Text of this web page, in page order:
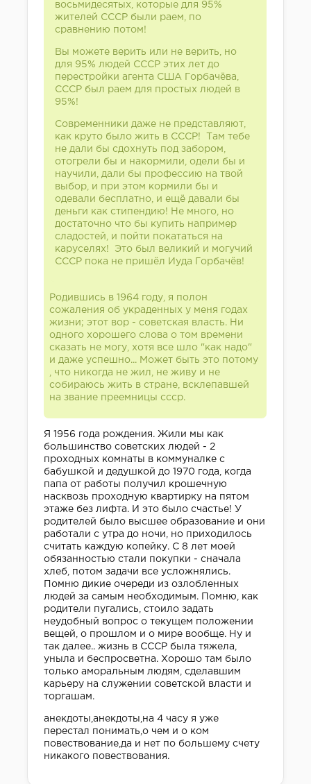
восьмидесятых, которые для 95%
жителей СССР были раем, по
сравнению потом!
Вы можете верить или не верить, но
для 95% людей СССР этих лет до
перестройки агента США Горбачёва,
СССР был раем для простых людей в
95%!
Современники даже не представляют,
как круто было жить в СССР! Там тебе
не дали бы сдохнуть под забором,
отогрели бы и накормили, одели бы и
научили, дали бы профессию на твой
выбор, и при этом кормили бы и
одевали бесплатно, и ещё давали бы
деньги как стипендию! Не много, но
достаточно что бы купить например
сладостей, и пойти покататься на
каруселях! Это был великий и могучий
СССР пока не пришёл Иуда Горбачёв!
Родившись в 1964 году, я полон
сожаления об украденных у меня годах
жизни; этот вор - советская власть. Ни
одного хорошего слова о том времени
сказать не могу, хотя все шло "как надо"
и даже успешно... Может быть это потому
, что никогда не жил, не живу и не
собираюсь жить в стране, всклепавшей
на звание преемницы ссср.
Я 1956 года рождения. Жили мы как
большинство советских людей - 2
проходных комнаты в коммуналке с
бабушкой и дедушкой до 1970 года, когда
папа от работы получил крошечную
насквозь проходную квартирку на пятом
этаже без лифта. И это было счастье! У
родителей было высшее образование и они
работали с утра до ночи, но приходилось
считать каждую копейку. С 8 лет моей
обязанностью стали покупки - сначала
хлеб, потом задачи все усложнялись.
Помню дикие очереди из озлобленных
людей за самым необходимым. Помню, как
родители пугались, стоило задать
неудобный вопрос о текущем положении
вещей, о прошлом и о мире вообще. Ну и
так далее.. жизнь в СССР была тяжела,
уныла и беспросветна. Хорошо там было
только аморальным людям, сделавшим
карьеру на служении советской власти и
торгашам.
анекдоты,анекдоты,на 4 часу я уже
перестал понимать,о чем и о ком
повествование,да и нет по большему счету
никакого повествования.